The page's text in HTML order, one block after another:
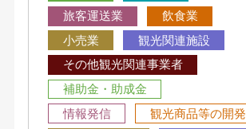
旅客運送業
飲食業
小売業
観光関連施設
その他観光関連事業者
補助金・助成金
情報発信
観光商品等の開発